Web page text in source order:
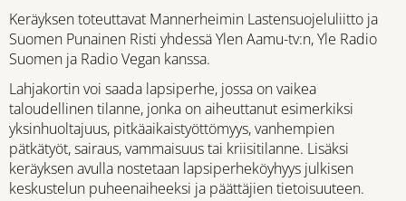
Keräyksen toteuttavat Mannerheimin Lastensuojeluliitto ja
Suomen Punainen Risti yhdessä Ylen Aamu-tv:n, Yle Radio
Suomen ja Radio Vegan kanssa.
Lahjakortin voi saada lapsiperhe, jossa on vaikea
taloudellinen tilanne, jonka on aiheuttanut esimerkiksi
yksinhuoltajuus, pitkäaikaistyöttömyys, vanhempien
pätkätyöt, sairaus, vammaisuus tai kriisitilanne. Lisäksi
keräyksen avulla nostetaan lapsiperheköyhyys julkisen
keskustelun puheenaiheeksi ja päättäjien tietoisuuteen.